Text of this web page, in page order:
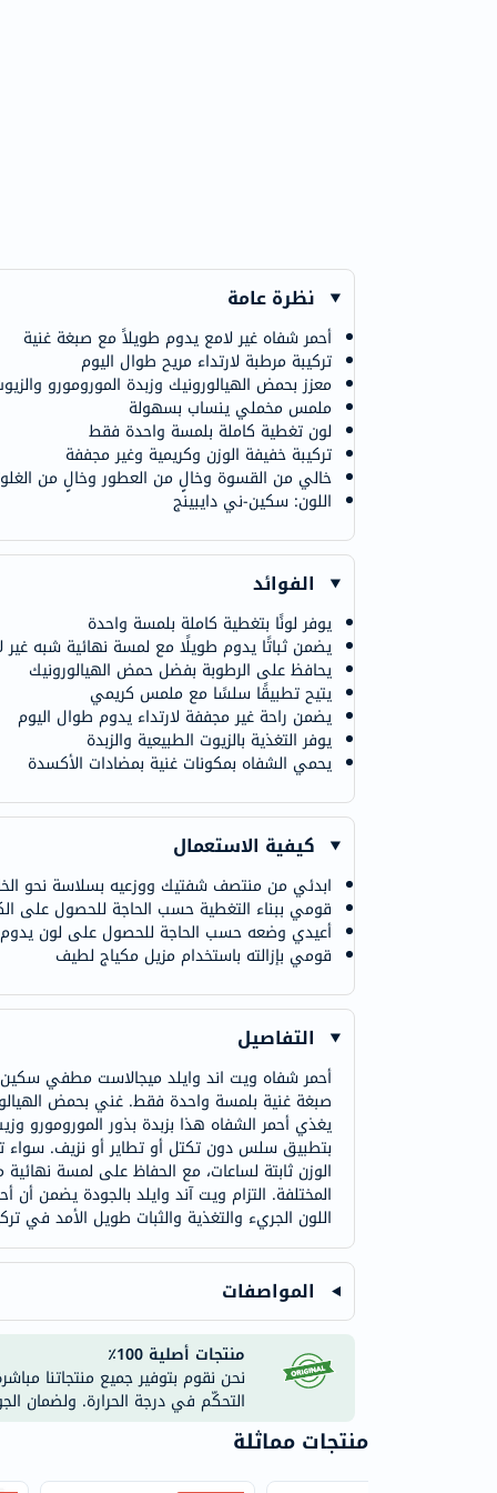
نظرة عامة
أحمر شفاه غير لامع يدوم طويلاً مع صبغة غنية
تركيبة مرطبة لارتداء مريح طوال اليوم
معزز بحمض الهيالورونيك وزبدة المورومورو
ملمس مخملي ينساب بسهولة
لون تغطية كاملة بلمسة واحدة فقط
تركيبة خفيفة الوزن وكريمية وغير مجففة
خالي من القسوة وخالٍ من العطور وخالٍ من
اللون: سكين-ني دايبينج
الفوائد
يوفر لونًا بتغطية كاملة بلمسة واحدة
يضمن ثباتًا يدوم طويلًا مع لمسة نهائية شبه غير
يحافظ على الرطوبة بفضل حمض الهيالورونيك
يتيح تطبيقًا سلسًا مع ملمس كريمي
يضمن راحة غير مجففة لارتداء يدوم طوال اليوم
يوفر التغذية بالزيوت الطبيعية والزبدة
يحمي الشفاه بمكونات غنية بمضادات الأكسدة
كيفية الاستعمال
ابدئي من منتصف شفتيك ووزعيه بسلاسة نحو
قومي ببناء التغطية حسب الحاجة للحصول على
أعيدي وضعه حسب الحاجة للحصول على لون
قومي بإزالته باستخدام مزيل مكياج لطيف
التفاصيل
أحمر شفاه ويت اند وايلد ميجالاست مطفي
يغذي أحمر الشفاه هذا بزبدة بذور المورومورو
بتطبيق سلس دون تكتل أو تطاير أو نزيف. سواء
الوزن ثابتة لساعات، مع الحفاظ على لمسة
المختلفة. التزام ويت آند وايلد بالجودة يضمن
اللون الجريء والتغذية والثبات طويل الأمد في
المواصفات
منتجات أصلية 100٪
نحن نقوم بتوفير جميع منتجاتنا
التحكّم في درجة الحرارة. ولضمان
منتجات مماثلة